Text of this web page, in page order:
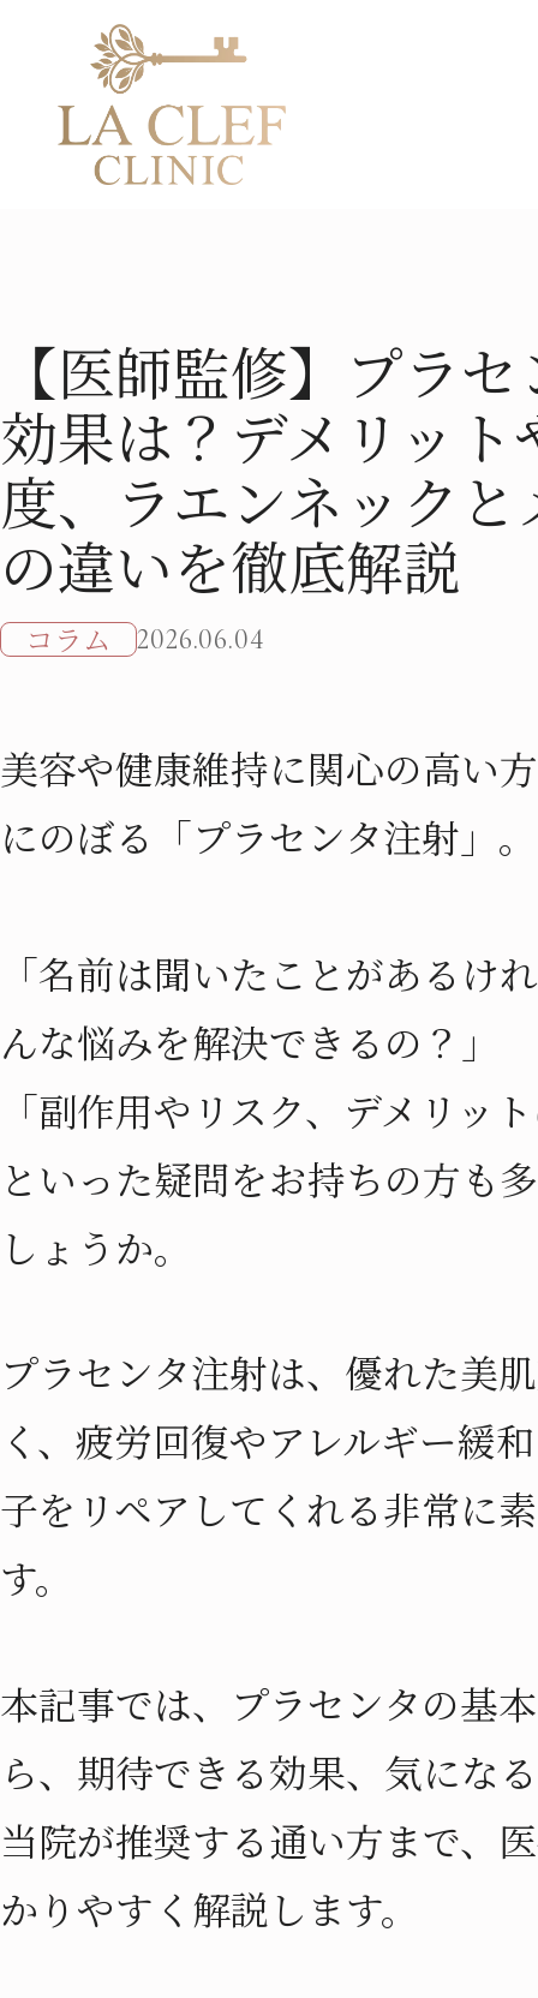
COLUMN
【医師監修】プラセンタ注射の効
適切な頻度、ラエンネックとメル
解説
【医師監修】プラ
効果は？デメリッ
度、ラエンネック
の違いを徹底解説
コラム 2026.06.04
美容や健康維持に関心の高い
にのぼる「プラセンタ注射」。
「名前は聞いたことがあるけ
んな悩みを解決できるの？」
「副作用やリスク、デメリッ
といった疑問をお持ちの方も
しょうか。
プラセンタ注射は、優れた美
く、疲労回復やアレルギー緩
子をリペアしてくれる非常に
す。
本記事では、プラセンタの基
ら、期待できる効果、気にな
当院が推奨する通い方まで、
かりやすく解説します。